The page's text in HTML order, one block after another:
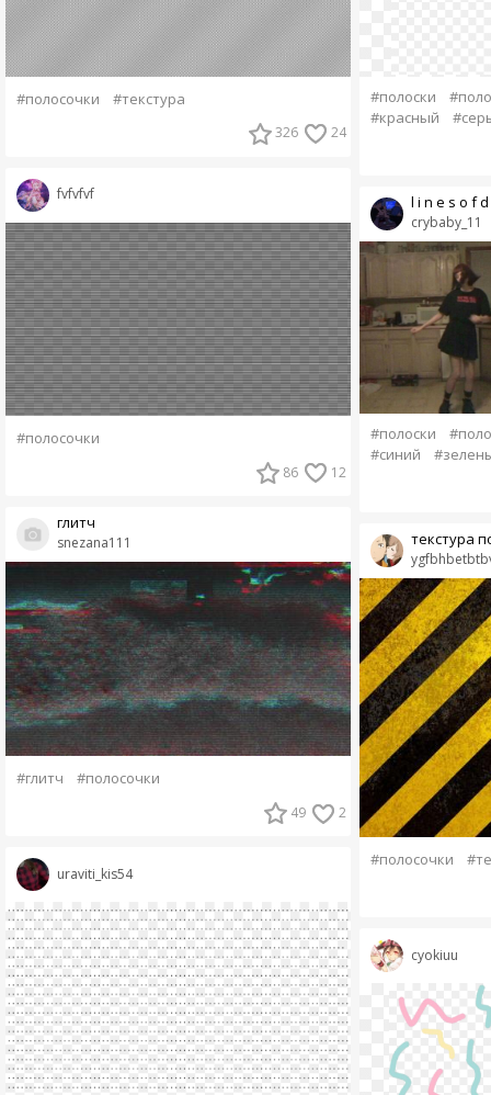
#полосочки #текстура
326 24
fvfvfvf
#полосочки
86 12
snezana111
глитч
#глитч #полосочки
49 2
uraviti_kis54
#полоски
#красный
crybaby_11
l i n e s o f
#полоски
#синий
текстура
#полосочки
cyokiuu